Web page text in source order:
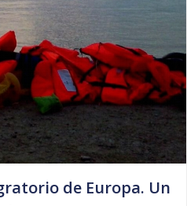
de Europa. Un